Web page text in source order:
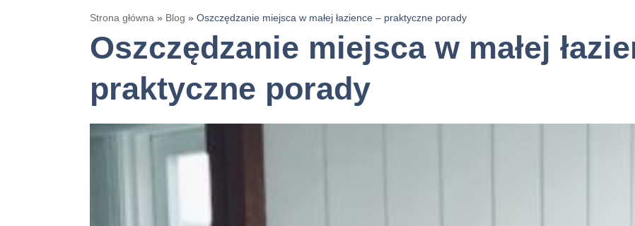
Strona główna » Blog »Oszczędzanie miejsca w małej łazience – praktyczne porady
Oszczędzanie miejsca w małej
praktyczne porady